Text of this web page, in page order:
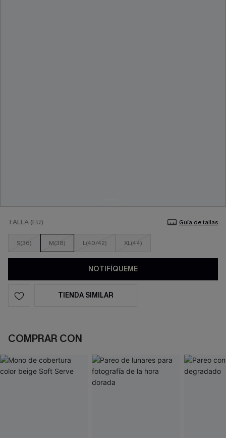
TALLA (EU) Guía de tallas
S(36) M(38) L(40/42) XL(44)
NOTIFÍQUEME
TIENDA SIMILAR
COMPRAR CON